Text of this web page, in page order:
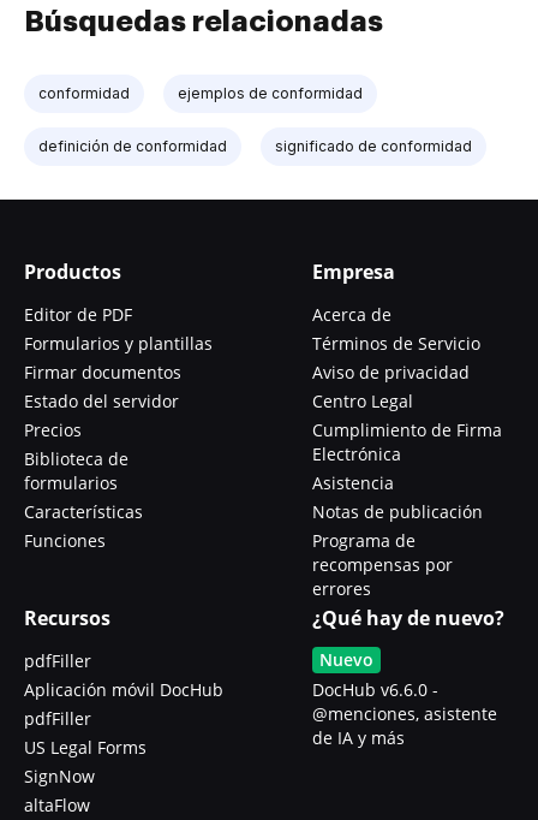
Búsquedas relacionadas
conformidad ejemplos de conformidad
definición de conformidad significado de conformidad
Productos
Editor de PDF
Formularios y plantillas
Firmar documentos
Estado del servidor
Precios
Biblioteca de
formularios
Características
Funciones
Empresa
Acerca de
Términos de Servicio
Aviso de privacidad
Centro Legal
Cumplimiento de Firma
Electrónica
Asistencia
Notas de publicación
Programa de
recompensas por
errores
Recursos
pdfFiller
Aplicación móvil DocHub
pdfFiller
US Legal Forms
SignNow
altaFlow
¿Qué hay de nuevo?
Nuevo
DocHub v6.6.0 -
@menciones, asistente
de IA y más